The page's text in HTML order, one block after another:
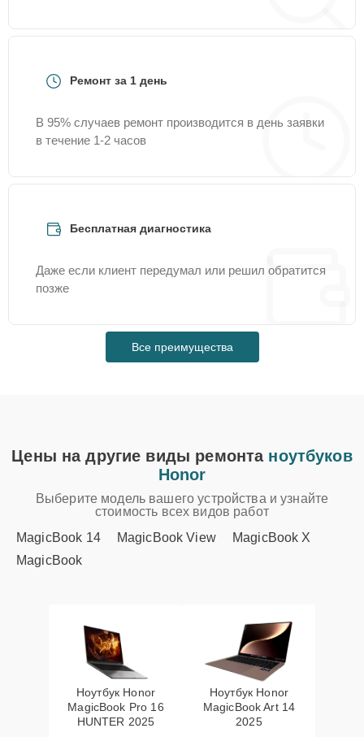
Ремонт за 1 день
В 95% случаев ремонт производится в день заявки
в течение 1-2 часов
Бесплатная диагностика
Даже если клиент передумал или решил обратится
позже
Все преимущества
Цены на другие виды ремонта ноутбуков
Honor
Выберите модель вашего устройства и узнайте
стоимость всех видов работ
MagicBook 14
MagicBook View
MagicBook X
MagicBook
Ноутбук Honor
MagicBook Pro 16
HUNTER 2025
Ноутбук Honor
MagicBook Art 14
2025